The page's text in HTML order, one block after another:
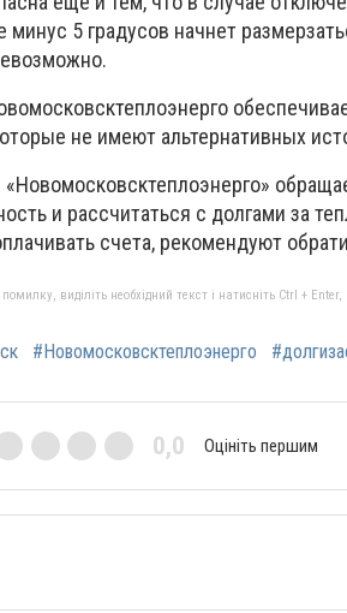
минус 5 градусов начнет
не имеют альтернативных
и рассчитаться с долгами за
счета, рекомендуют
виділіть необхідний текст і натисніть Ctrl +
#Новомосковсктеплоэнерго
0,0 Оцініть першим